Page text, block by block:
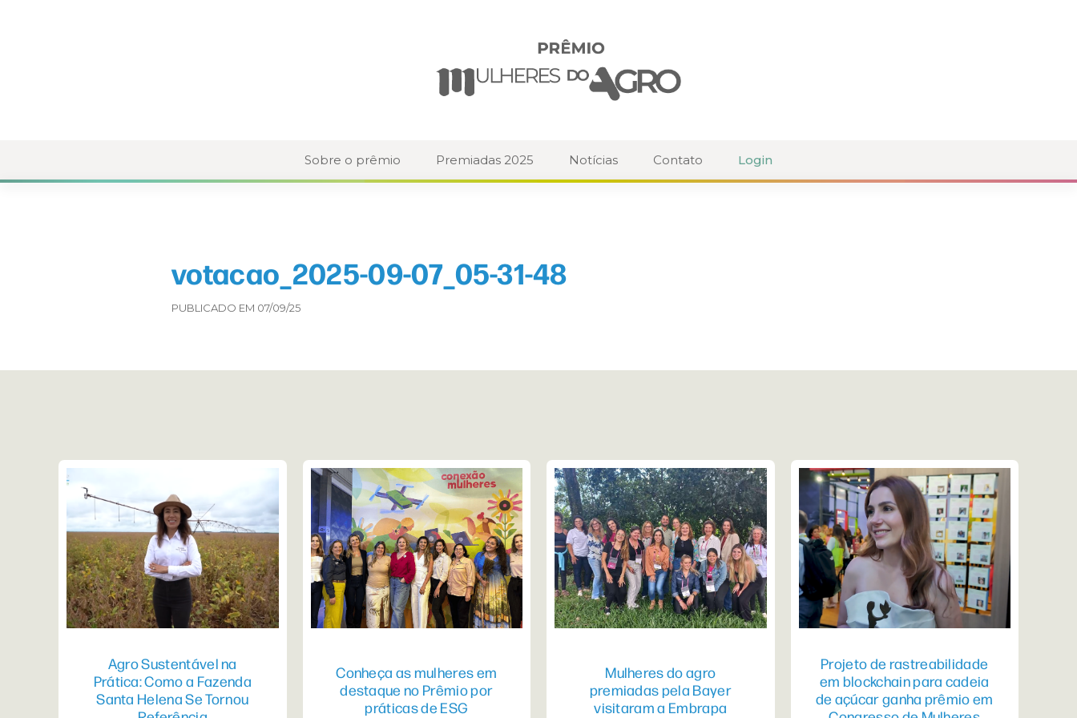
Sobre o prêmio Premiadas 2025 Notícias Contato Login
votacao_2025-09-07_05-31-48
PUBLICADO EM 07/09/25
Agro Sustentável na
Prática: Como a Fazenda
Santa Helena Se Tornou
Conheça as mulheres em
destaque no Prêmio por
práticas de ESG
Mulheres do agro
premiadas pela Bayer
visitaram a Embrapa
Projeto de rastreabilidade
em blockchain para cadeia
de açúcar ganha prêmio em